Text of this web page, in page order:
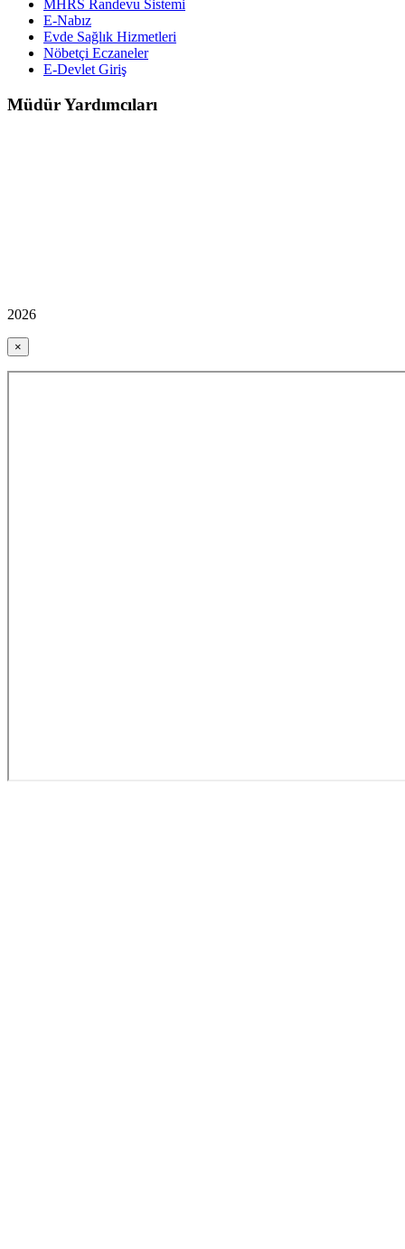
MHRS Randevu Sistemi
E-Nabız
Evde Sağlık Hizmetleri
Nöbetçi Eczaneler
E-Devlet Giriş
Müdür Yardımcıları
2026
×